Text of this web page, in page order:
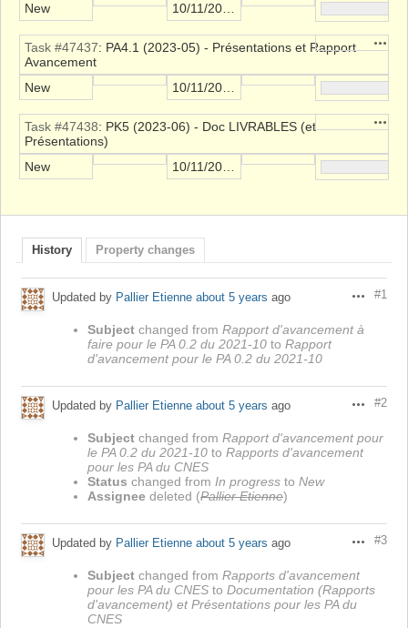
New
10/11/2021
Task #47437: PA4.1 (2023-05) - Présentations et Rapport
Avancement
New
10/11/2021
Task #47438: PK5 (2023-06) - Doc LIVRABLES (et
Présentations)
New
10/11/2021
History Property changes
Actions
#1
Updated by Pallier Etienne about 5 years ago
Subject changed from Rapport d'avancement à
faire pour le PA 0.2 du 2021-10 to Rapport
d'avancement pour le PA 0.2 du 2021-10
Actions
#2
Updated by Pallier Etienne about 5 years ago
Subject changed from Rapport d'avancement pour
le PA 0.2 du 2021-10 to Rapports d'avancement
pour les PA du CNES
Status changed from In progress to New
Assignee deleted (Pallier Etienne)
Actions
#3
Updated by Pallier Etienne about 5 years ago
Subject changed from Rapports d'avancement
pour les PA du CNES to Documentation (Rapports
d'avancement) et Présentations pour les PA du
CNES